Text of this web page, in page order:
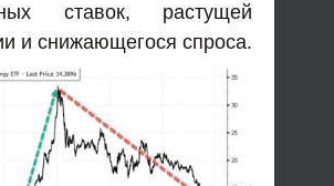
ставок, растущей
и снижающегося спроса.